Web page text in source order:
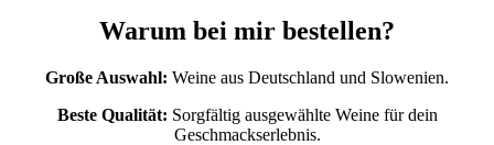
Warum bei mir bestellen?
Große Auswahl: Weine aus Deutschland und Slowenien.
Beste Qualität: Sorgfältig ausgewählte Weine für dein
Geschmackserlebnis.